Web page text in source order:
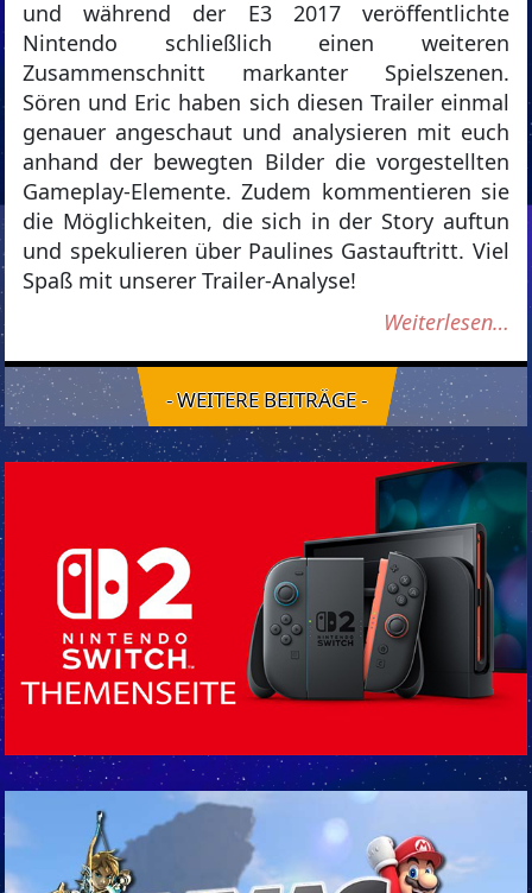
und während der E3 2017 veröffentlichte
Nintendo schließlich einen weiteren
Zusammenschnitt markanter Spielszenen.
Sören und Eric haben sich diesen Trailer einmal
genauer angeschaut und analysieren mit euch
anhand der bewegten Bilder die vorgestellten
Gameplay-Elemente. Zudem kommentieren sie
die Möglichkeiten, die sich in der Story auftun
und spekulieren über Paulines Gastauftritt. Viel
Spaß mit unserer Trailer-Analyse!
Weiterlesen…
- WEITERE BEITRÄGE -